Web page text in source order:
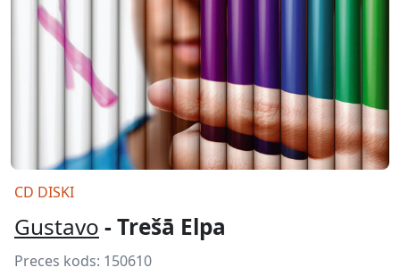
CD DISKI
Gustavo - Trešā Elpa
Preces kods: 150610